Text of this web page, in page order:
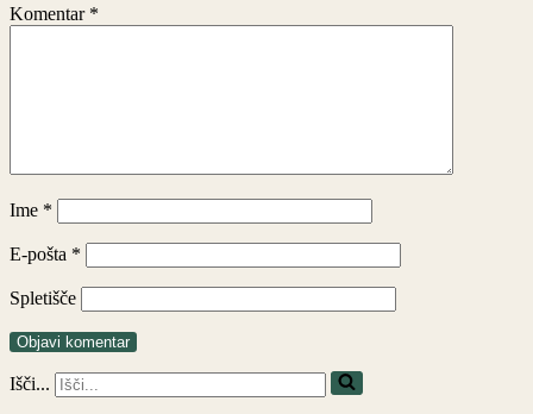
Komentar *
Ime *
E-pošta *
Spletišče
Išči...